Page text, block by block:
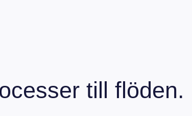
till flöden.